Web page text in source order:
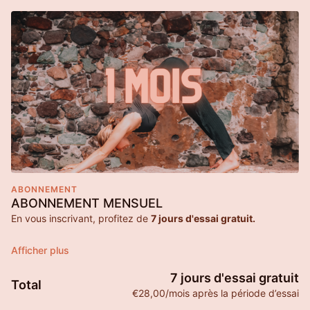
ABONNEMENT
ABONNEMENT MENSUEL
En vous inscrivant, profitez de 7 jours d'essai gratuit.
Vous pouvez créer votre compte ici, et vous ne serez
facturé(e) que lorsque vos 7 jours d’essai gratuits seront
Cet abonnement vous donne accès à :
Total 7 jours d'essai gratuit
€28,00/mois après la période d’essai